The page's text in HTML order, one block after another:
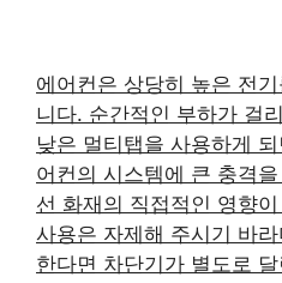
에어컨은 상당히 높은 전
니다. 순간적인 부하가 걸
낮은 멀티탭을 사용하게
어컨의 시스템에 큰 충격
선 화재의 직접적인 영향
사용은 자제해 주시기 바
한다면 차단기가 별도로